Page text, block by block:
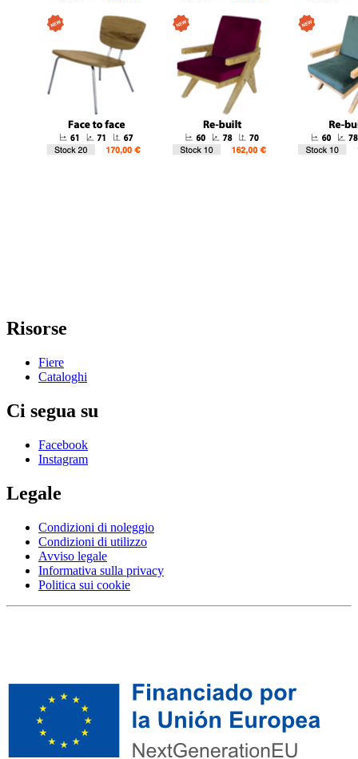
Risorse
Fiere
Cataloghi
Ci segua su
Facebook
Instagram
Legale
Condizioni di noleggio
Condizioni di utilizzo
Avviso legale
Informativa sulla privacy
Politica sui cookie